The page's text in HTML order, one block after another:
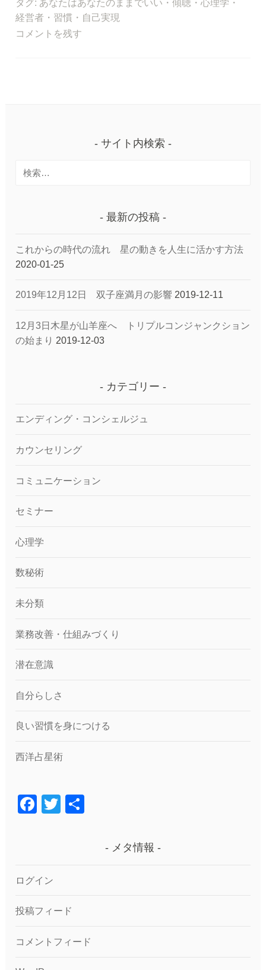
e
b
er
タグ: あなたはあなたのままでいい ・傾聴 ・心理学 ・
経営者 ・ 習慣 ・ 自己実現
コメントを残す
サイト内検索
検
最新の投稿
これからの時代の流れ 星の動きを人生に活かす方法
2020-01-25
2019年12月12日 双子座満月の影響 2019-12-11
12月3日木星が山羊座へ トリプルコンジャンクション
の始まり 2019-12-03
カテゴリー
エンディング・コンシェルジュ
カウンセリング
コミュニケーション
セミナー
心理学
数秘術
未分類
業務改善・仕組みづくり
潜在意識
自分らしさ
良い習慣を身につける
西洋占星術
F
b
o
k
T
メタ情報
ログイン
投稿フィード
コメントフィード